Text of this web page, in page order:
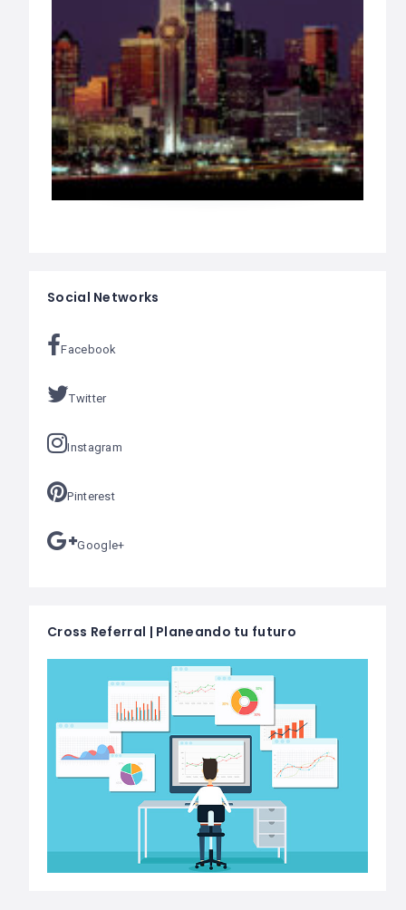
Social Networks
Facebook
Twitter
Instagram
Pinterest
Google+
Cross Referral | Planeando tu futuro